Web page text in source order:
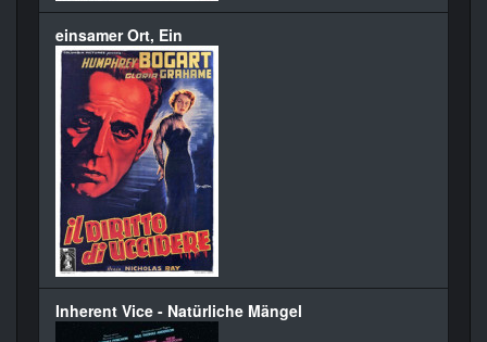
einsamer Ort, Ein
Inherent Vice - Natürliche Mängel